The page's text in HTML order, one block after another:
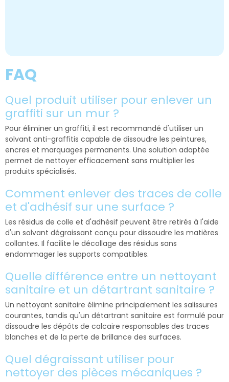
FAQ
Quel produit utiliser pour enlever un
graffiti sur un mur ?
Pour éliminer un graffiti, il est recommandé d'utiliser un
solvant anti-graffitis capable de dissoudre les peintures,
encres et marquages permanents. Une solution adaptée
permet de nettoyer efficacement sans multiplier les
produits spécialisés.
Comment enlever des traces de colle
et d'adhésif sur une surface ?
Les résidus de colle et d'adhésif peuvent être retirés à l'aide
d'un solvant dégraissant conçu pour dissoudre les matières
collantes. Il facilite le décollage des résidus sans
endommager les supports compatibles.
Quelle différence entre un nettoyant
sanitaire et un détartrant sanitaire ?
Un nettoyant sanitaire élimine principalement les salissures
courantes, tandis qu'un détartrant sanitaire est formulé pour
dissoudre les dépôts de calcaire responsables des traces
blanches et de la perte de brillance des surfaces.
Quel dégraissant utiliser pour
nettoyer des pièces mécaniques ?